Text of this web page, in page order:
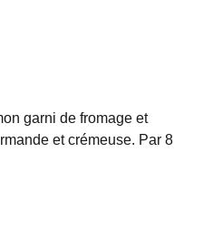
garni de fromage et
et crémeuse. Par 8